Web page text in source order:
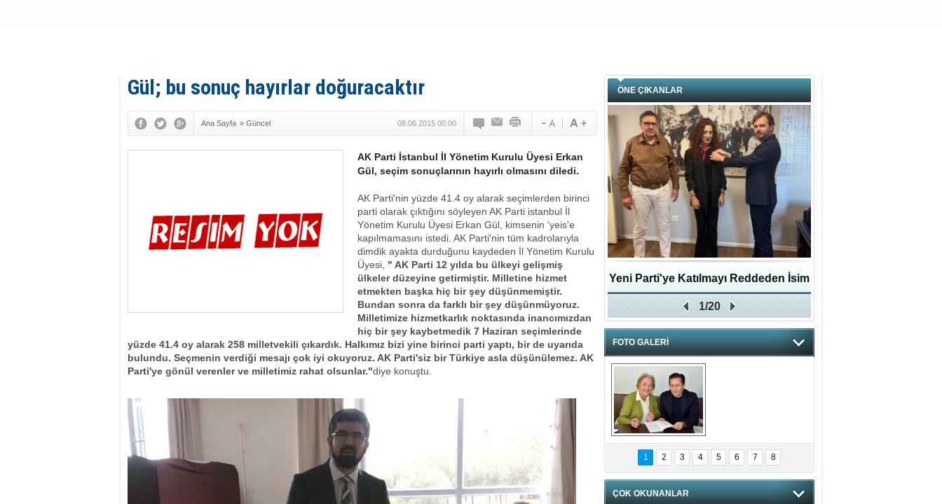
Gül; bu sonuç hayırlar doğuracaktır
Ana Sayfa » Güncel 08.06.2015 00:00
AK Parti İstanbul İl Yönetim Kurulu Üyesi Erkan
Gül, seçim sonuçlarının hayırlı olmasını diledi.
AK Parti'nin yüzde 41.4 oy alarak seçimlerden birinci
parti olarak çıktığını söyleyen AK Parti istanbul İl
Yönetim Kurulu Üyesi Erkan Gül, kimsenin 'yeis'e
kapılmamasını istedi. AK Parti'nin tüm kadrolarıyla
dimdik ayakta durduğunu kaydeden İl Yönetim Kurulu
Üyesi, " AK Parti 12 yılda bu ülkeyi gelişmiş
ülkeler düzeyine getirmiştir. Milletine hizmet
etmekten başka hiç bir şey düşünmemiştir.
Bundan sonra da farklı bir şey düşünmüyoruz.
Milletimize hizmetkarlık noktasında inancımızdan
hiç bir şey kaybetmedik 7 Haziran seçimlerinde
yüzde 41.4 oy alarak 258 milletvekili çıkardık. Halkımız bizi yine birinci parti yaptı, bir de uyarıda
bulundu. Seçmenin verdiği mesajı çok iyi okuyoruz. AK Parti'siz bir Türkiye asla düşünülemez. AK
Parti'ye gönül verenler ve milletimiz rahat olsunlar."diye konuştu.
ÖNE ÇIKANLAR
Yeni Parti'ye Katılmayı Reddeden İsim
Zafer Partisi'ne katıldı
1/20
FOTO GALERİ
hnzzzna
1 2 3 4 5 6 7 8
ÇOK OKUNANLAR